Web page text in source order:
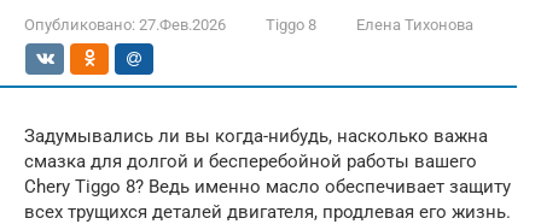
Опубликовано: 27.Фев.2026 Tiggo 8 Елена Тихонова
Задумывались ли вы когда-нибудь, насколько важна
смазка для долгой и бесперебойной работы вашего
Chery Tiggo 8? Ведь именно масло обеспечивает защиту
всех трущихся деталей двигателя, продлевая его жизнь.